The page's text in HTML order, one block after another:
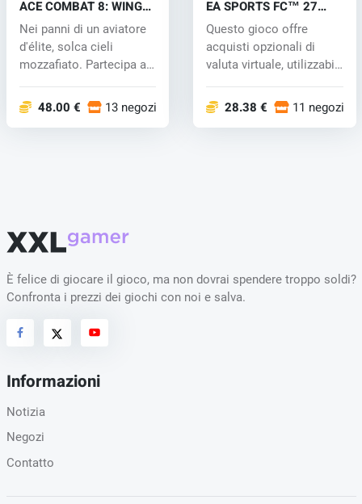
ACE COMBAT 8: WINGS
OF THEVE (PC) key
Nei panni di un aviatore
d'élite, solca cieli
mozzafiato. Partecipa a
48.00 € 13 negozi
EA SPORTS FC™ 27
(PC) key
Questo gioco offre
acquisti opzionali di
valuta virtuale, utilizzabili
28.38 € 11 negozi
È felice di giocare il gioco, ma non dovrai spendere troppo soldi?
Confronta i prezzi dei giochi con noi e salva.
Informazioni
Notizia
Negozi
Contatto